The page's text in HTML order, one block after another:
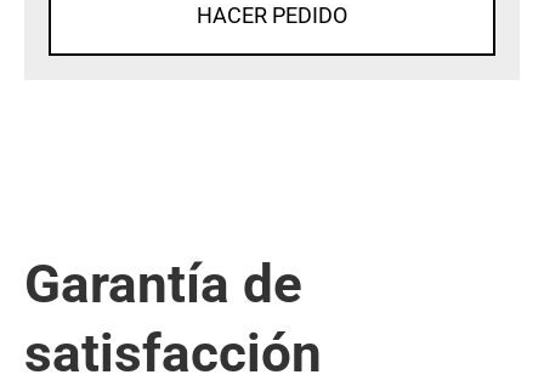
HACER PEDIDO
Garantía de
satisfacción